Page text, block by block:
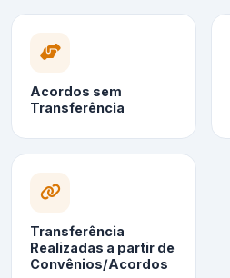
Acordos sem
Transferência
Transferência
Realizadas a partir de
Convênios/Acordos